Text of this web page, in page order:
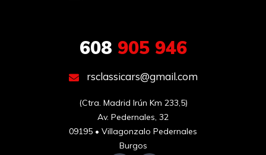
608 905 946
rsclassicars@gmail.com
(Ctra. Madrid Irún Km 233,5)
Av. Pedernales, 32
09195 • Villagonzalo Pedernales
Burgos